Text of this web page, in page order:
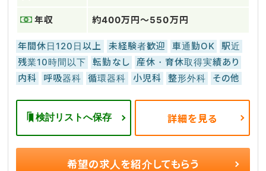
年収 約400万円～550万円
年間休日120日以上 未経験者歓迎 車通勤OK
駅近
残業10時間以下
転勤なし
産休・育休取得実績あり
内科
呼吸器科 循環器科 小児科 整形外科 その他
検討リストへ保存 詳細を見る
希望の求人を紹介してもらう